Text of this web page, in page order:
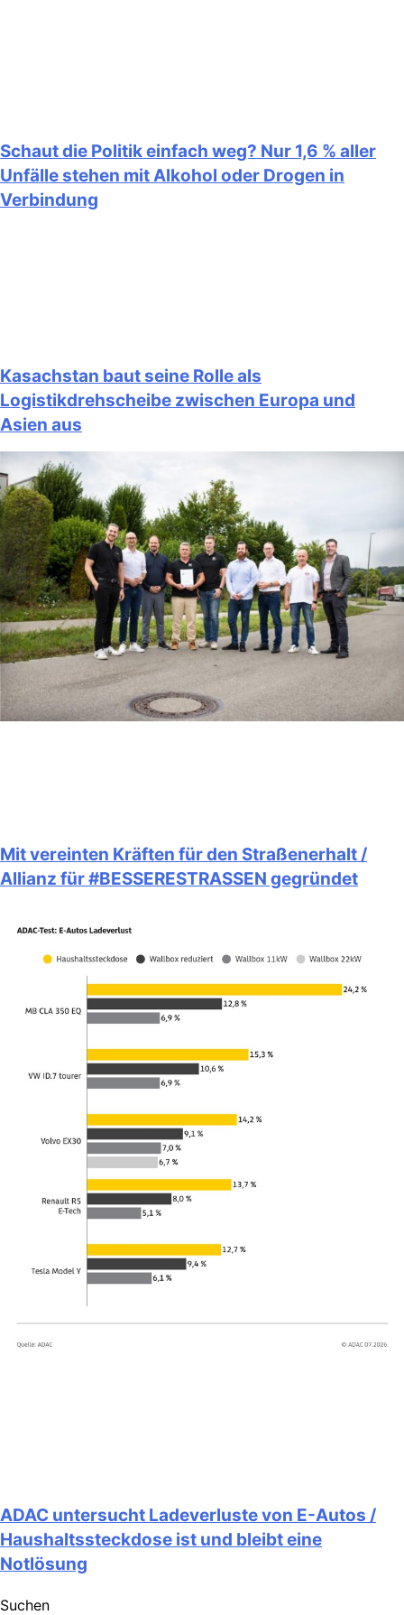
Schaut die Politik einfach weg? Nur 1,6 % aller
Unfälle stehen mit Alkohol oder Drogen in
Verbindung
Kasachstan baut seine Rolle als
Logistikdrehscheibe zwischen Europa und
Asien aus
Mit vereinten Kräften für den Straßenerhalt /
Allianz für #BESSERESTRASSEN gegründet
ADAC untersucht Ladeverluste von E-Autos /
Haushaltssteckdose ist und bleibt eine
Notlösung
Suchen